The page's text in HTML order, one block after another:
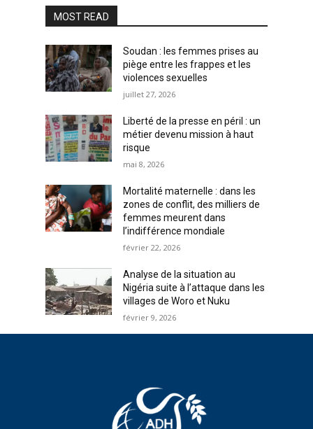
MOST READ
Soudan : les femmes prises au
piège entre les frappes et les
violences sexuelles
juillet 27, 2026
Liberté de la presse en péril : un
métier devenu mission à haut
risque
mai 8, 2026
Mortalité maternelle : dans les
zones de conflit, des milliers de
femmes meurent dans
l’indifférence mondiale
février 22, 2026
Analyse de la situation au
Nigéria suite à l’attaque dans les
villages de Woro et Nuku
février 9, 2026